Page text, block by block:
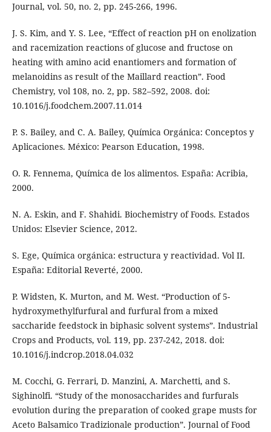
Journal, vol. 50, no. 2, pp. 245-266, 1996.
J. S. Kim, and Y. S. Lee, “Effect of reaction pH on enolization
and racemization reactions of glucose and fructose on
heating with amino acid enantiomers and formation of
melanoidins as result of the Maillard reaction”. Food
Chemistry, vol 108, no. 2, pp. 582–592, 2008. doi:
10.1016/j.foodchem.2007.11.014
P. S. Bailey, and C. A. Bailey, Química Orgánica: Conceptos y
Aplicaciones. México: Pearson Education, 1998.
O. R. Fennema, Química de los alimentos. España: Acribia,
2000.
N. A. Eskin, and F. Shahidi. Biochemistry of Foods. Estados
Unidos: Elsevier Science, 2012.
S. Ege, Química orgánica: estructura y reactividad. Vol II.
España: Editorial Reverté, 2000.
P. Widsten, K. Murton, and M. West. “Production of 5-
hydroxymethylfurfural and furfural from a mixed
saccharide feedstock in biphasic solvent systems”. Industrial
Crops and Products, vol. 119, pp. 237-242, 2018. doi:
10.1016/j.indcrop.2018.04.032
M. Cocchi, G. Ferrari, D. Manzini, A. Marchetti, and S.
Sighinolfi. “Study of the monosaccharides and furfurals
evolution during the preparation of cooked grape musts for
Aceto Balsamico Tradizionale production”. Journal of Food